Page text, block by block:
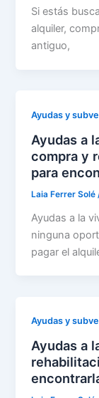
Si estás
alquiler,
antiguo,
Ayudas y
Ayudas a
compra y
para
Laia Ferrer Solé
Ayudas a la
ninguna
pagar el
Ayudas y
Ayudas a